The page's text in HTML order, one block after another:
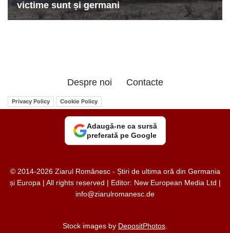
Despre noi Contacte
Privacy Policy Cookie Policy
Adaugă-ne ca sursă
preferată pe Google
© 2014-2026 Ziarul Românesc - Știri de ultima oră din Germania
și Europa | All rights reserved | Editor: New European Media Ltd |
info@ziarulromanesc.de
Stock images by DepositPhotos.